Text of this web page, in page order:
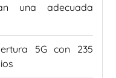
una adecuada
5G con 235